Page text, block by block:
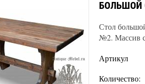
БОЛЬШОЙ
Стол
№2. Массив
Артикул
Количество: